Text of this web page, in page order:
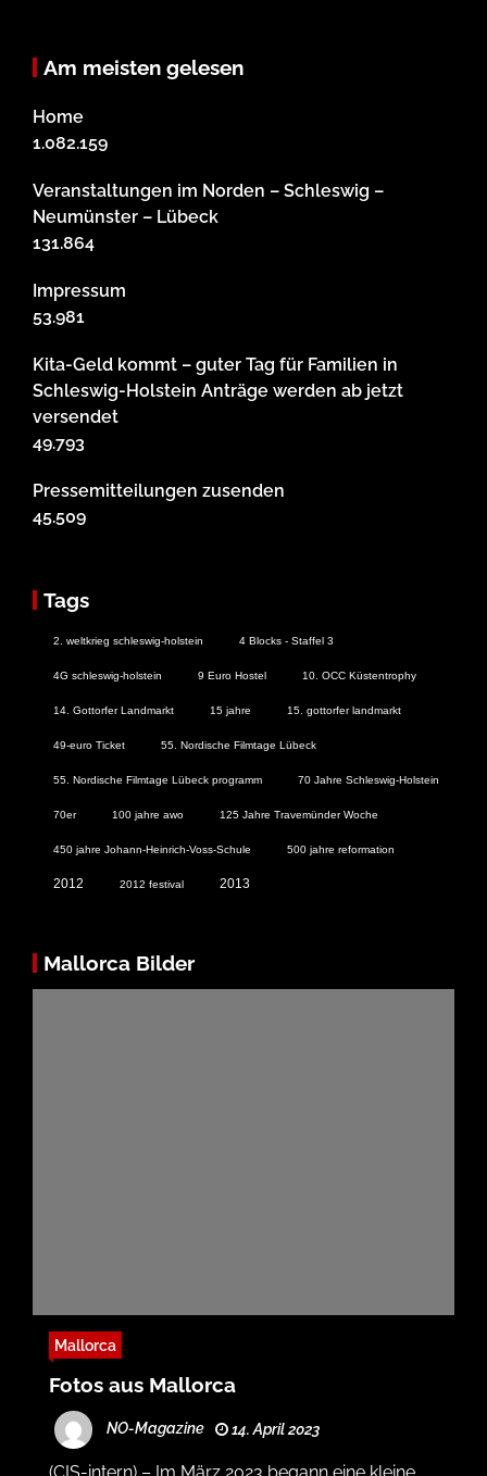
Am meisten gelesen
Home
1.082.159
Veranstaltungen im Norden – Schleswig –
Neumünster – Lübeck
131.864
Impressum
53.981
Kita-Geld kommt – guter Tag für Familien in
Schleswig-Holstein Anträge werden ab jetzt
versendet
49.793
Pressemitteilungen zusenden
45.509
Tags
2. weltkrieg schleswig-holstein 4 Blocks - Staffel 3
4G schleswig-holstein 9 Euro Hostel 10. OCC Küstentrophy
14. Gottorfer Landmarkt 15 jahre 15. gottorfer landmarkt
49-euro Ticket 55. Nordische Filmtage Lübeck
55. Nordische Filmtage Lübeck programm 70 Jahre Schleswig-Holstein
70er 100 jahre awo 125 Jahre Travemünder Woche
450 jahre Johann-Heinrich-Voss-Schule 500 jahre reformation
2012 2012 festival 2013
Mallorca Bilder
Mallorca
Fotos aus Mallorca
NO-Magazine 14. April 2023